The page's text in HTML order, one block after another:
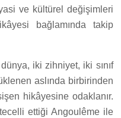
ve kültürel değişimleri
bağlamında takip
iki zihniyet, iki sınıf
aslında birbirinden
hikâyesine odaklanır.
ettiği Angoulême ile